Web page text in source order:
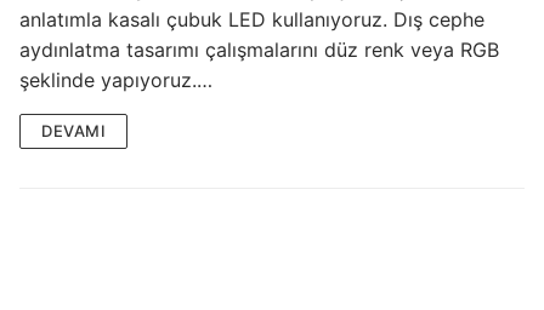
ÜRÜNLER
Kullanıma Hazır Ürünler
anlatımla kasalı çubuk LED kullanıyoruz. Dış cephe
aydınlatma tasarımı çalışmalarını düz renk veya RGB
şeklinde yapıyoruz.…
DEVAMI